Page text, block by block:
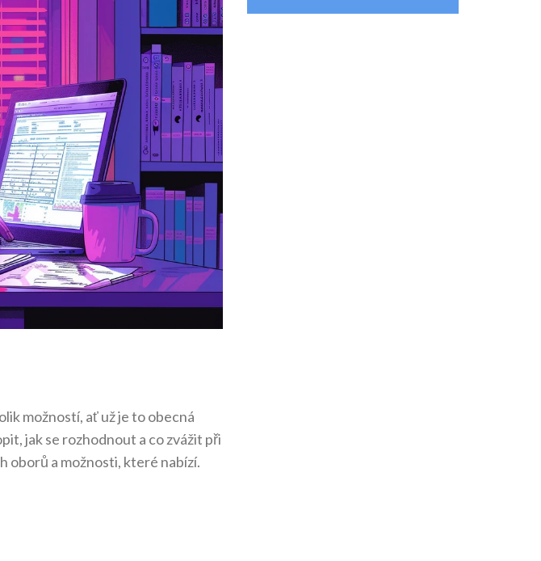
možností, ať už je to obecná
jak se rozhodnout a co zvážit při
oborů a možnosti, které nabízí.